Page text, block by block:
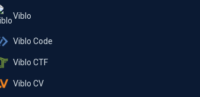
Viblo
Viblo Code
Viblo CTF
Viblo CV